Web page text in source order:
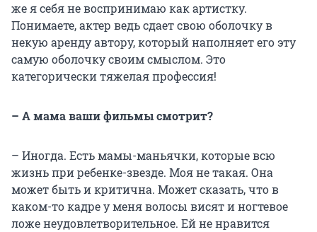
же я себя не воспринимаю как артистку.
Понимаете, актер ведь сдает свою оболочку в
некую аренду автору, который наполняет его эту
самую оболочку своим смыслом. Это
категорически тяжелая профессия!
– А мама ваши фильмы смотрит?
– Иногда. Есть мамы-маньячки, которые всю
жизнь при ребенке-звезде. Моя не такая. Она
может быть и критична. Может сказать, что в
каком-то кадре у меня волосы висят и ногтевое
ложе неудовлетворительное. Ей не нравится